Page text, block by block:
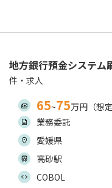
地方銀行預金システム
件・求人
65~75万円（想
業務委託
愛媛県
高砂駅
COBOL